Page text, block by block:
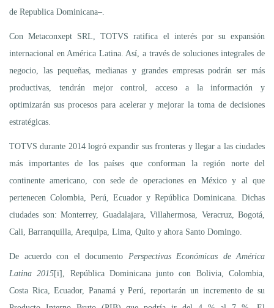
de Republica Dominicana–.
Con Metaconxept SRL, TOTVS ratifica el interés por su expansión
internacional en América Latina. Así, a través de soluciones integrales de
negocio, las pequeñas, medianas y grandes empresas podrán ser más
productivas, tendrán mejor control, acceso a la información y
optimizarán sus procesos para acelerar y mejorar la toma de decisiones
estratégicas.
TOTVS durante 2014 logró expandir sus fronteras y llegar a las ciudades
más importantes de los países que conforman la región norte del
continente americano, con sede de operaciones en México y al que
pertenecen Colombia, Perú, Ecuador y República Dominicana. Dichas
ciudades son: Monterrey, Guadalajara, Villahermosa, Veracruz, Bogotá,
Cali, Barranquilla, Arequipa, Lima, Quito y ahora Santo Domingo.
De acuerdo con el documento Perspectivas Económicas de América
Latina 2015[i], República Dominicana junto con Bolivia, Colombia,
Costa Rica, Ecuador, Panamá y Perú, reportarán un incremento de su